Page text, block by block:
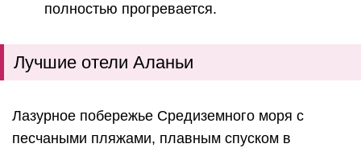
полностью прогревается.
Лучшие отели Аланьи
Лазурное побережье Средиземного моря с
песчаными пляжами, плавным спуском в